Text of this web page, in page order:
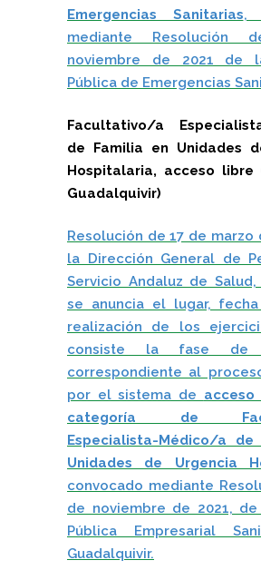
Emergencias Sanitarias,
mediante Resolución
noviembre de 2021 de
Pública de Emergencias
Facultativo/a
de Familia en Unidades
Hospitalaria, acceso libre
Guadalquivir)
Resolución de 17 de marzo
la Dirección General de
Servicio Andaluz de
se anuncia el lugar,
realización de los
consiste la fase de
correspondiente al
por el sistema de
categoría de
Especialista-Médico/a de
Unidades de Urgencia
convocado mediante
de noviembre de 2021,
Pública Empresarial
Guadalquivir.